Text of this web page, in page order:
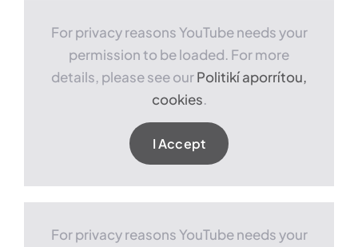
For privacy reasons YouTube needs your
permission to be loaded. For more
details, please see ourPolitikí aporrítou,
cookies.
I Accept
For privacy reasons YouTube needs your